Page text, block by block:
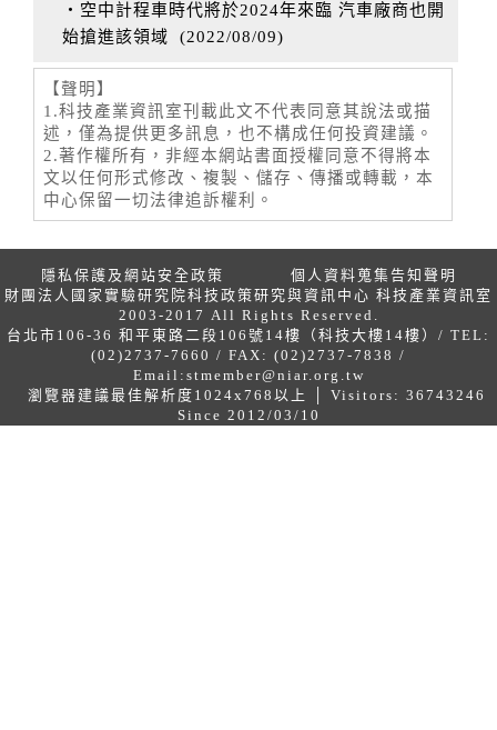
‧空中計程車時代將於2024年來臨 汽車廠商也開
始搶進該領域 (2022/08/09)
【聲明】
1.科技產業資訊室刊載此文不代表同意其說法或描
述，僅為提供更多訊息，也不構成任何投資建議。
2.著作權所有，非經本網站書面授權同意不得將本
文以任何形式修改、複製、儲存、傳播或轉載，本
中心保留一切法律追訴權利。
隱私保護及網站安全政策
個人資料蒐集告知聲明
財團法人國家實驗研究院科技政策研究與資訊中心 科技產業資訊室
2003-2017 All Rights Reserved.
台北市106-36 和平東路二段106號14樓（科技大樓14樓）/ TEL:
(02)2737-7660 / FAX: (02)2737-7838 /
Email: stmember@niar.org.tw
瀏覽器建議最佳解析度1024x768以上 │ Visitors: 36743246
Since 2012/03/10